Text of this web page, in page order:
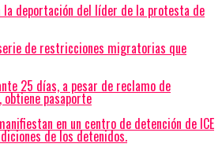
la deportación del líder de la protesta de
de restricciones migratorias que
25 días, a pesar de reclamo de
obtiene pasaporte
en un centro de detención de ICE
de los detenidos.